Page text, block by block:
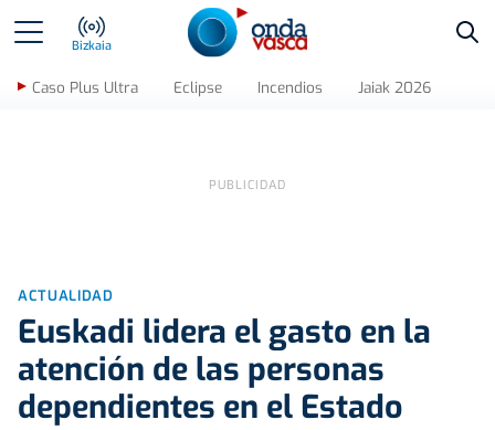
Bizkaia
Caso Plus Ultra Eclipse Incendios Jaiak 2026
ACTUALIDAD
Euskadi lidera el gasto en la
atención de las personas
dependientes en el Estado